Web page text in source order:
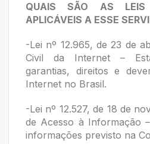
QUAIS SÃO AS LEIS
APLICÁVEIS A ESSE
-Lei nº 12.965, de 23 de
Civil da Internet –
garantias, direitos e
Internet no Brasil.
-Lei nº 12.527, de 18 de
de Acesso à Informação
informações previsto na